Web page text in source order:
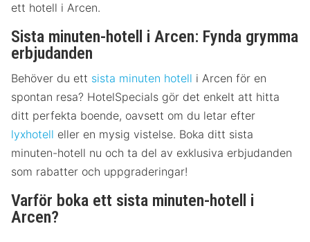
ett hotell i Arcen.
Sista minuten-hotell i Arcen: Fynda grymma
erbjudanden
Behöver du ett sista minuten hotell i Arcen för en
spontan resa? HotelSpecials gör det enkelt att hitta
ditt perfekta boende, oavsett om du letar efter
lyxhotell eller en mysig vistelse. Boka ditt sista
minuten-hotell nu och ta del av exklusiva erbjudanden
som rabatter och uppgraderingar!
Varför boka ett sista minuten-hotell i
Arcen?